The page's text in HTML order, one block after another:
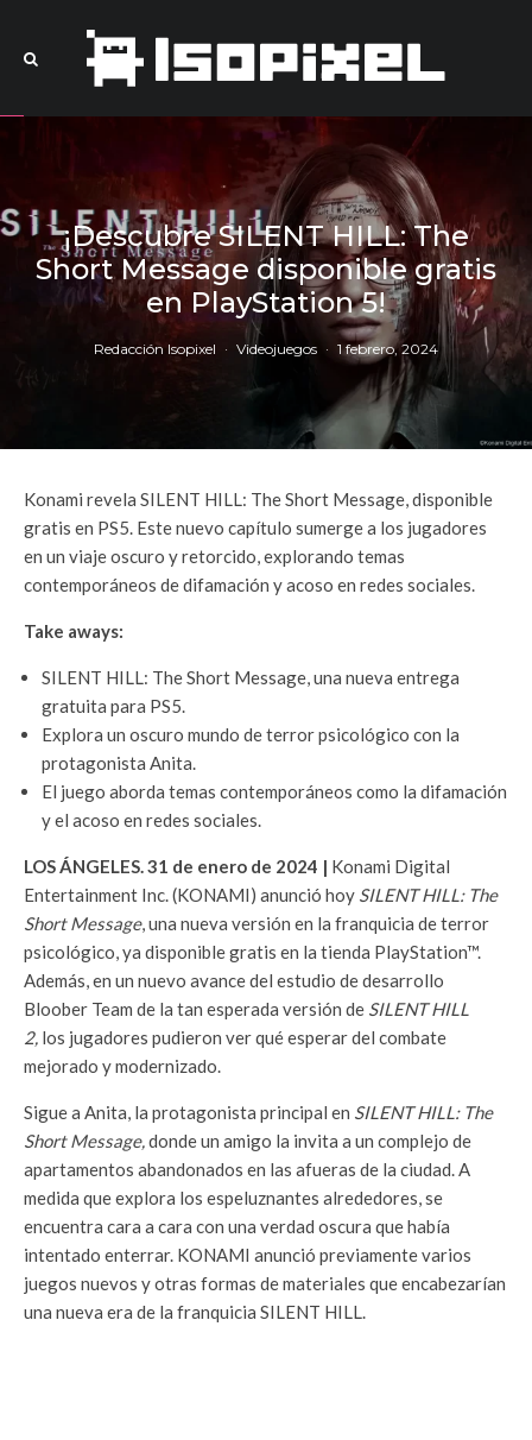
¡Descubre SILENT HILL: The
Short Message disponible gratis
en PlayStation 5!
Redacción Isopixel · Videojuegos · 1 febrero, 2024
Konami revela SILENT HILL: The Short Message, disponible
gratis en PS5. Este nuevo capítulo sumerge a los jugadores
en un viaje oscuro y retorcido, explorando temas
contemporáneos de difamación y acoso en redes sociales.
Take aways:
SILENT HILL: The Short Message, una nueva entrega
gratuita para PS5.
Explora un oscuro mundo de terror psicológico con la
protagonista Anita.
El juego aborda temas contemporáneos como la difamación
y el acoso en redes sociales.
LOS ÁNGELES. 31 de enero de 2024 | Konami Digital
Entertainment Inc. (KONAMI) anunció hoy SILENT HILL: The
Short Message, una nueva versión en la franquicia de terror
psicológico, ya disponible gratis en la tienda PlayStation™.
Además, en un nuevo avance del estudio de desarrollo
Bloober Team de la tan esperada versión de SILENT HILL
2, los jugadores pudieron ver qué esperar del combate
mejorado y modernizado.
Sigue a Anita, la protagonista principal en SILENT HILL: The
Short Message,donde un amigo la invita a un complejo de
apartamentos abandonados en las afueras de la ciudad. A
medida que explora los espeluznantes alrededores, se
encuentra cara a cara con una verdad oscura que había
intentado enterrar. KONAMI anunció previamente varios
juegos nuevos y otras formas de materiales que encabezarían
una nueva era de la franquicia SILENT HILL.